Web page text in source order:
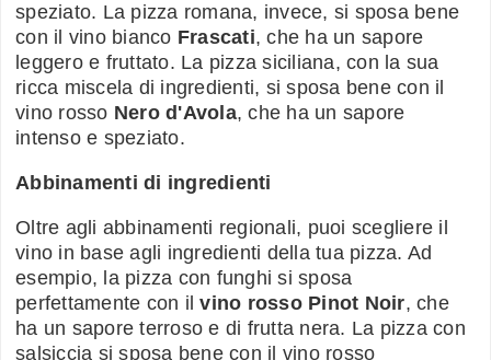
speziato. La pizza romana, invece, si sposa bene
con il vino bianco Frascati, che ha un sapore
leggero e fruttato. La pizza siciliana, con la sua
ricca miscela di ingredienti, si sposa bene con il
vino rosso Nero d'Avola, che ha un sapore
intenso e speziato.
Abbinamenti di ingredienti
Oltre agli abbinamenti regionali, puoi scegliere il
vino in base agli ingredienti della tua pizza. Ad
esempio, la pizza con funghi si sposa
perfettamente con ilvino rosso Pinot Noir, che
ha un sapore terroso e di frutta nera. La pizza con
salsiccia si sposa bene con il vino rosso